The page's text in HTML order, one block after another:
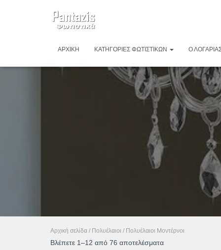
ΑΡΧΙΚΉ ΚΑΤΗΓΟΡΊΕΣ ΦΩΤΙΣΤΙΚΏΝ Ο
Αρχική σελίδα / Πολυέλαιοι / Πολυέλαιοι Μοντέρνοι
Βλέπετε 1–12 από 76 αποτελέσματαSorted